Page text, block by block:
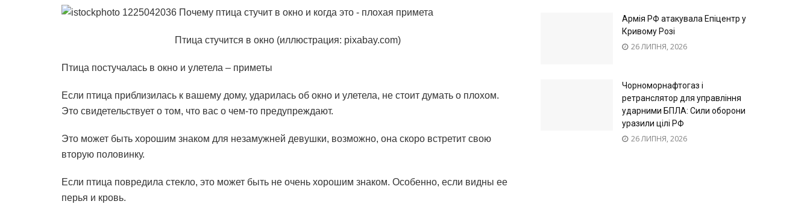
Птица стучится в окно (иллюстрация: pixabay.com)
Птица постучалась в окно и улетела – приметы
Если птица приблизилась к вашему дому, ударилась об окно и улетела, не стоит думать о плохом.
Это свидетельствует о том, что вас о чем-то предупреждают.
Это может быть хорошим знаком для незамужней девушки, возможно, она скоро встретит свою
вторую половинку.
Если птица повредила стекло, это может быть не очень хорошим знаком. Особенно, если видны ее
перья и кровь.
Армія РФ атакувала Епіцентр у
Кривому Розі
26 ЛИПНЯ, 2026
Чорноморнафтогаз і
ретранслятор для управління
ударними БПЛА: Сили оборони
уразили цілі РФ
26 ЛИПНЯ, 2026